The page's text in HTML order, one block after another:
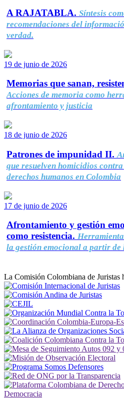
A RAJATABLA. Síntesis
recomendaciones del
verdad.
19 de junio de 2026
Memorias que sanan,
Acciones de memoria como
afrontamiento y justicia
18 de junio de 2026
Patrones de impunidad II.
que resuelven homicidios
derechos humanos en Colombia
17 de junio de 2026
Afrontamiento y gestión
como resistencia.
la gestión emocional a partir de
La Comisión Colombiana de Juristas